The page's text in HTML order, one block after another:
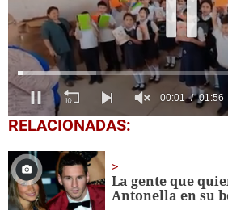
0
of
minute,
56
seconds
RELACIONADAS:
La gente que
Antonella en su